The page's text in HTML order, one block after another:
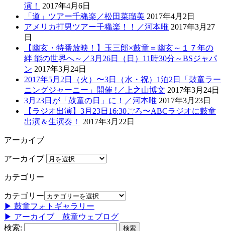
演！
2017年4月6日
「道」ツアー千穐楽／松田菜瑠美 2017年4月2日
アメリカ打男ツアー千穐楽！！／河本唯 2017年3月27
日
【幽玄・特番放映！】玉三郎×鼓童＝幽玄～１７年の
絆 能の世界へ～／3月26日（日）11時30分～BSジャパ
ン 2017年3月24日
2017年5月2日（火）〜3日（水・祝）1泊2日「鼓童ラー
ニングジャーニー」開催 !／上之山博文 2017年3月24日
3月23日が「鼓童の日」に！／河本唯 2017年3月23日
【ラジオ出演】3月23日16:30ごろ〜ABCラジオに鼓童
出演＆生演奏！
2017年3月22日
アーカイブ
アーカイブ
カテゴリー
カテゴリー
▶ 鼓童フォトギャラリー
▶ アーカイブ 鼓童ウェブログ
検索: